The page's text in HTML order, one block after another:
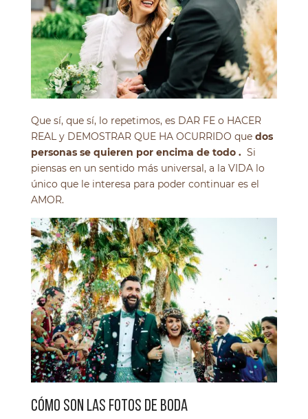
Que sí, que sí, lo repetimos, es DAR FE o HACER
REAL y DEMOSTRAR QUE HA OCURRIDO que dos
personas se quieren por encima de todo . Si
piensas en un sentido más universal, a la VIDA lo
único que le interesa para poder continuar es el
AMOR.
CÓMO SON LAS FOTOS DE BODA